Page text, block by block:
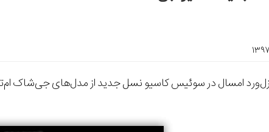
امسال در سوئیس کاسیو نسل جدید از مدل‌های جی‌شاک